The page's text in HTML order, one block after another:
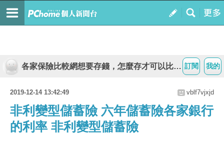
我的
訂閱
各家保險比較網想要存錢，怎麼存才可以比較有錢?
2019-12-14 13:42:49 vblf7vjxjd
非利變型儲蓄險 六年儲蓄險各家銀行
的利率 非利變型儲蓄險